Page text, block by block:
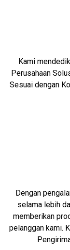
Kami
Perusahaan
Sesuai dengan
Dengan
selama lebih
memberikan
pelanggan kami.